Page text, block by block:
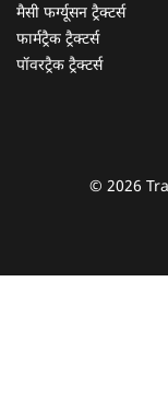
मैसी फर्ग्यूसन ट्रैक्टर्स
फार्मट्रैक ट्रैक्टर्स
पॉवरट्रैक ट्रैक्टर्स
© 2026